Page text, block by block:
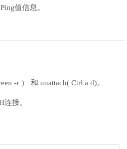
值信息。
-r ） 和 unattach( Ctrl a d)。
连接。